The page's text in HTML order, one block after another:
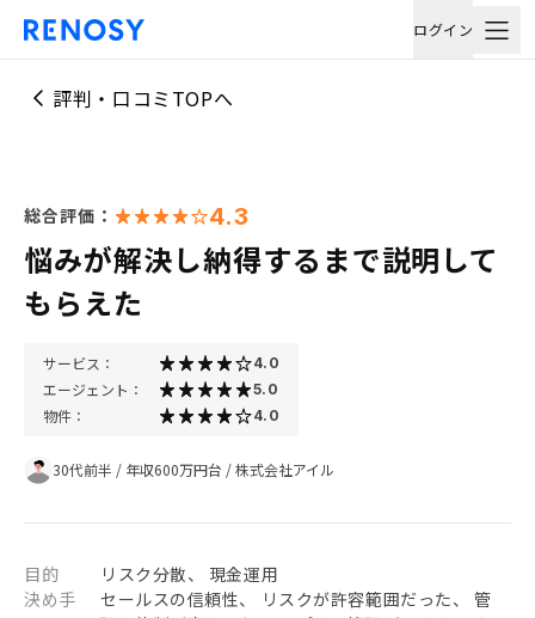
ログイン
評判・口コミTOPへ
総合評価： 4.3
悩みが解決し納得するまで説明して
もらえた
サービス： 4.0
エージェント： 5.0
物件： 4.0
30代前半 / 年収600万円台 /株式会社アイル
目的
リスク分散、 現金運用
決め手
セールスの信頼性、 リスクが許容範囲だった、 管